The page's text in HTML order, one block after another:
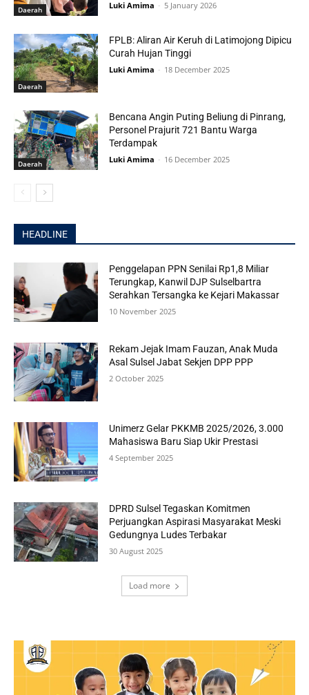
Daerah Luki Amima - 5 January 2026
Daerah
FPLB: Aliran Air Keruh di Latimojong Dipicu
Curah Hujan Tinggi
Luki Amima - 18 December 2025
Daerah
Bencana Angin Puting Beliung di Pinrang,
Personel Prajurit 721 Bantu Warga
Terdampak
Luki Amima - 16 December 2025
HEADLINE
Penggelapan PPN Senilai Rp1,8 Miliar
Terungkap, Kanwil DJP Sulselbartra
Serahkan Tersangka ke Kejari Makassar
10 November 2025
Rekam Jejak Imam Fauzan, Anak Muda
Asal Sulsel Jabat Sekjen DPP PPP
2 October 2025
Unimerz Gelar PKKMB 2025/2026, 3.000
Mahasiswa Baru Siap Ukir Prestasi
4 September 2025
DPRD Sulsel Tegaskan Komitmen
Perjuangkan Aspirasi Masyarakat Meski
Gedungnya Ludes Terbakar
30 August 2025
Load more